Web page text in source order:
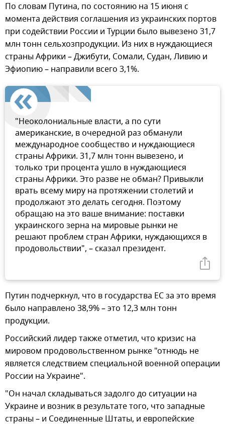
По словам Путина, по состоянию на 15 июня с
момента действия соглашения из украинских портов
при содействии России и Турции было вывезено 31,7
млн тонн сельхозпродукции. Из них в нуждающиеся
страны Африки – Джибути, Сомали, Судан, Ливию и
Эфиопию – направили всего 3,1%.
"Неоколониальные власти, а по сути
американские, в очередной раз обманули
международное сообщество и нуждающиеся
страны Африки. 31,7 млн тонн вывезено, и
только три процента ушло в нуждающиеся
страны Африки. Это разве не обман? Привыкли
врать всему миру на протяжении столетий и
продолжают это делать сегодня. Поэтому
обращаю на это ваше внимание: поставки
украинского зерна на мировые рынки не
решают проблем стран Африки, нуждающихся в
продовольствии", – сказал президент.
Путин подчеркнул, что в государства ЕС за это время
было направлено 38,9% – это 12,3 млн тонн
продукции.
Российский лидер также отметил, что кризис на
мировом продовольственном рынке "отнюдь не
является следствием специальной военной операции
России на Украине".
"Он начал складываться задолго до ситуации на
Украине и возник в результате того, что западные
страны – и Соединенные Штаты, и европейские